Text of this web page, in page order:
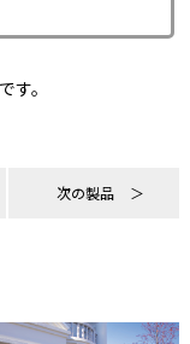
。
次の製品